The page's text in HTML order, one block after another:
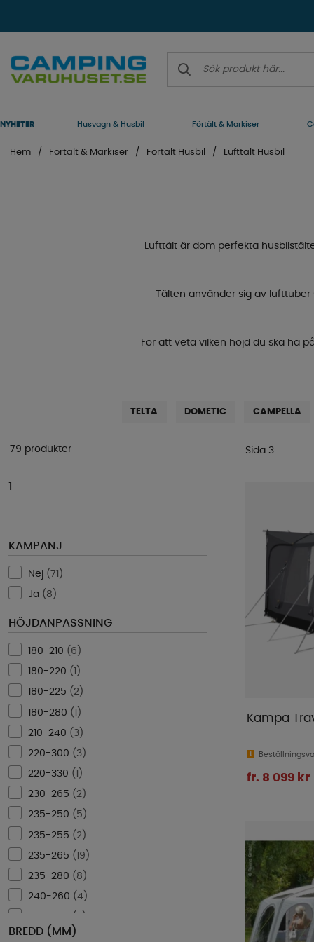
NYHETER Husvagn & Husbil Förtält & Markiser
Hem Förtält & Markiser Förtält Husbil Lufttält Husbil
Lufttält är dom perfekta
Tälten använder sig av
För att veta vilken höjd du ska ha
TELTA DOMETIC CAMPELLA
79 produkter
1
KAMPANJ
Nej ( 71 )
Ja ( 8 )
HÖJDANPASSNING
180-210 ( 6 )
180-220 ( )
180-225 ( 2)
180-280 (1 )
210-240 ( 3 )
220-300 ( 3)
220-330 ( )
230-265 ( 2)
235-250 ( 5 )
235-255 ( 2 )
235-265 (19 )
235-280 ( 8 )
240-260 (4)
240-300(
BREDD (MM)
Sida 3
Kampa
fr. 8 099 kr